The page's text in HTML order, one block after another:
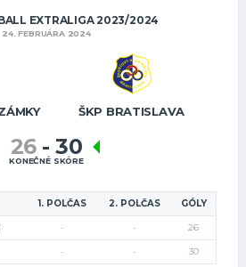
EXTRALIGA 2023/2024
24. FEBRUÁRA 2024
ŠKP BRATISLAVA
26 - 30
KONEČNÉ SKÓRE
1. POLČAS 2. POLČAS GÓLY
- - 26
- - 30